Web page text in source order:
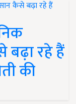
बढ़ा रहे हैं
की